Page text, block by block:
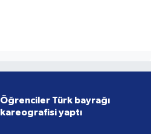
Öğrenciler Türk bayrağı
kareografisi yaptı